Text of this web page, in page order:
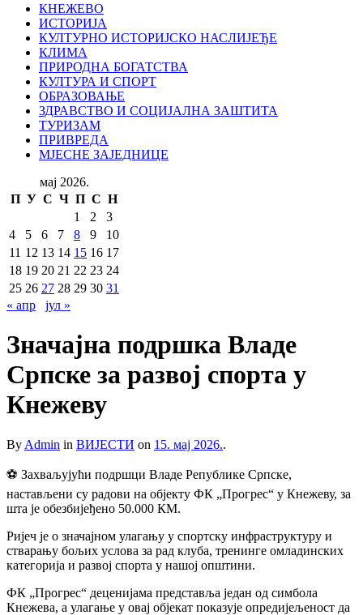
КНЕЖЕВО
ИСТОРИЈА
КУЛТУРНО ИСТОРИЈСКО НАСЛИЈЕЂЕ
КЛИМА
ПРИРОДНА БОГАТСТВА
КУЛТУРА И СПОРТ
ОБРАЗОВАЊЕ
ЗДРАВСТВО И СОЦИЈАЛНА ЗАШТИТА
ТУРИЗАМ
ПРИВРЕДА
МЈЕСНЕ ЗАЈЕДНИЦЕ
мај 2026.
П У С Ч П С Н
1
2
3
4
5 6 7 8 9
10
11 12 13 14 15 16 17
18 19 20 21 22 23 24
25 26 27 28 29 30 31
« апр
јул »
Значајна подршка Владе
Српске за развој спорта у
Кнежеву
By Admin in ВИЈЕСТИ on 15. мај 2026..
⚽️ Захваљујући подршци Владе Републике Српске,
настављени су радови на објекту ФК „Прогрес“ у Кнежеву, за
шта је обезбијеђено 50.000 КМ.
Ријеч је о значајном улагању у спортску инфраструктуру и
стварању бољих услова за рад клуба, тренинге омладинских
категорија и развој спорта у нашој општини.
ФК „Прогрес“ деценијама представља један од симбола
Кнежева, а улагање у овај објекат показује опредијељеност да